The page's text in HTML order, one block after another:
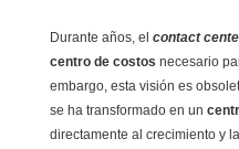
Durante años, el contact
centro de costos necesario
embargo, esta visión es
se ha transformado en un
directamente al crecimiento y